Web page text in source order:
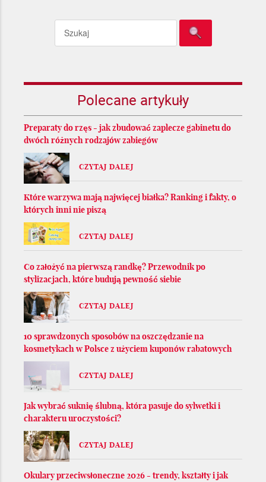
Polecane artykuły
Preparaty do rzęs - jak zbudować zaplecze gabinetu do
dwóch różnych rodzajów zabiegów
CZYTAJ DALEJ
Które warzywa mają najwięcej białka? Ranking i fakty, o
których inni nie piszą
CZYTAJ DALEJ
Co założyć na pierwszą randkę? Przewodnik po
stylizacjach, które budują pewność siebie
CZYTAJ DALEJ
10 sprawdzonych sposobów na oszczędzanie na
kosmetykach w Polsce z użyciem kuponów rabatowych
CZYTAJ DALEJ
Jak wybrać suknię ślubną, która pasuje do sylwetki i
charakteru uroczystości?
CZYTAJ DALEJ
Okulary przeciwsłoneczne 2026 - trendy, kształty i jak